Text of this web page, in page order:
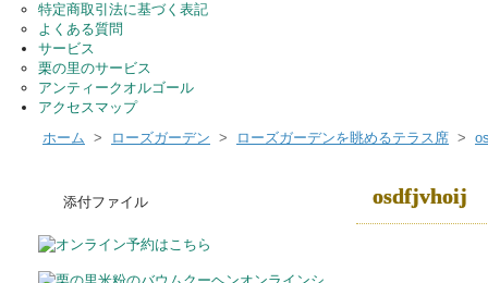
特定商取引法に基づく表記
よくある質問
サービス
栗の里のサービス
アンティークオルゴール
アクセスマップ
ホーム > ローズガーデン > ローズガーデンを眺めるテラス席 >
osdfjvhoij
添付ファイル